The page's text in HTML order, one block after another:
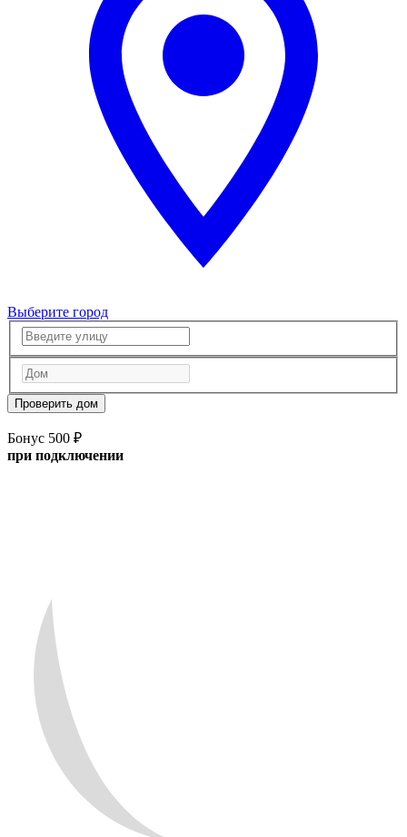
Выберите город
Проверить дом
Бонус 500 ₽
при подключении